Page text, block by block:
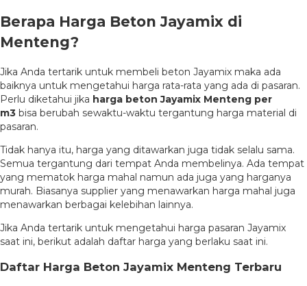
Berapa Harga Beton Jayamix di
Menteng?
Jika Anda tertarik untuk membeli beton Jayamix maka ada
baiknya untuk mengetahui harga rata-rata yang ada di pasaran.
Perlu diketahui jika harga beton Jayamix Menteng per
m3 bisa berubah sewaktu-waktu tergantung harga material di
pasaran.
Tidak hanya itu, harga yang ditawarkan juga tidak selalu sama.
Semua tergantung dari tempat Anda membelinya. Ada tempat
yang mematok harga mahal namun ada juga yang harganya
murah. Biasanya supplier yang menawarkan harga mahal juga
menawarkan berbagai kelebihan lainnya.
Jika Anda tertarik untuk mengetahui harga pasaran Jayamix
saat ini, berikut adalah daftar harga yang berlaku saat ini.
Daftar Harga Beton Jayamix Menteng Terbaru